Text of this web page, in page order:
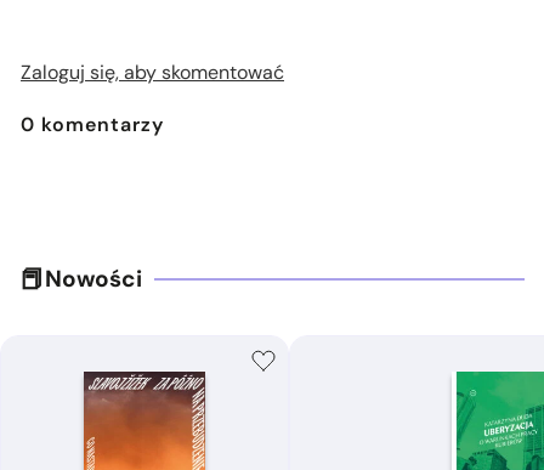
Zaloguj się, aby skomentować
0 komentarzy
Nowości